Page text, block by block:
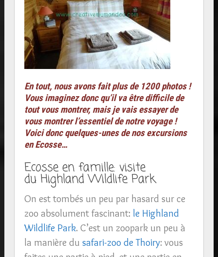
En tout, nous avons fait plus de 1200 photos !
Vous imaginez donc qu’il va être difficile de
tout vous montrer, mais je vais essayer de
vous montrer l’essentiel de notre voyage !
Voici donc quelques-unes de nos excursions
en Ecosse…
Ecosse en famille: visite
du Highland Wildlife Park
On est tombés un peu par hasard sur ce
zoo absolument fascinant: le Highland
Wildlife Park. C’est un zoopark un peu à
la manière du safari-zoo de Thoiry: vous